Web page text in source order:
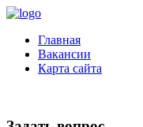
Главная
Вакансии
Карта сайта